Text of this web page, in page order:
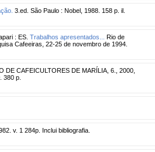
3.ed. São Paulo : Nobel, 1988. 158 p. il.
: ES. Trabalhos apresentados...
Rio de
Cafeeiras, 22-25 de novembro de 1994.
DE CAFEICULTORES DE MARÍLIA, 6., 2000,
380 p.
v. 1 284p. Inclui bibliografia.